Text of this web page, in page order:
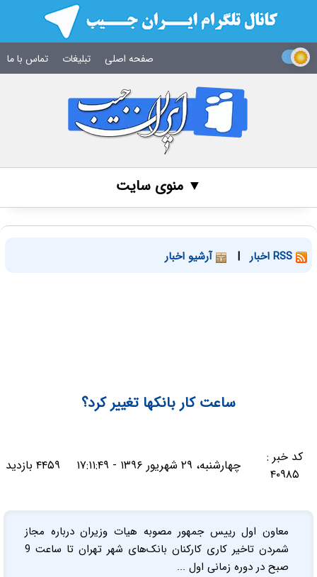
صفحه اصلی تبلیغات تماس با ما
▼ منوی سایت
| آرشیو اخبار
ساعت کار بانک‎ها تغییر کرد؟
کد خبر :
۴۰۹۸۵
چهارشنبه، ۲۹ شهریور ۱۳۹۶ - ۱۷:۱۱:۴۹ ۴۴۵۹ بازدید
معاون اول رییس جمهور مصوبه هیات وزیران درباره مجاز
شمردن تاخیر کاری کارکنان بانک‌های شهر تهران تا ساعت 9
صبح در دوره زمانی اول ...